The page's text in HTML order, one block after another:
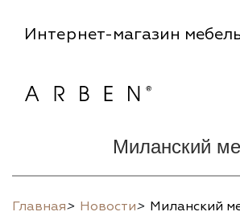
Интернет-магазин
Миланский
Главная> Новости> Миланский